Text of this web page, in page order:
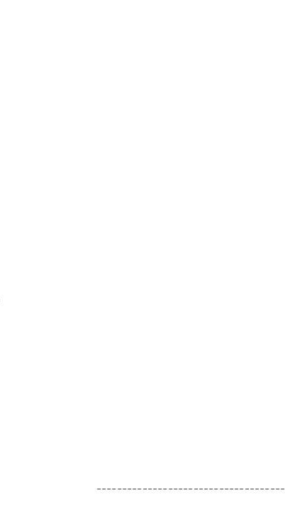
-------------------------------------